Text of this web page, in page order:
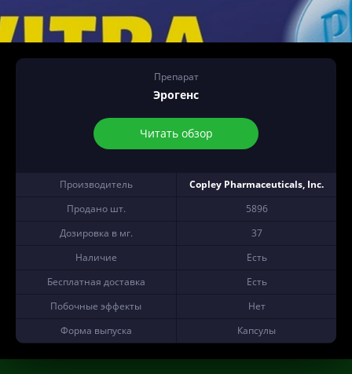
Препарат
Эрогенс
Читать обзор
Производитель
Copley Pharmaceuticals, Inc.
Продано шт.
5896
Дозировка в мг.
37
Наличие
Есть
Бесплатная доставка
Есть
Побочные эффекты
Нет
Форма выпуска
Капсулы